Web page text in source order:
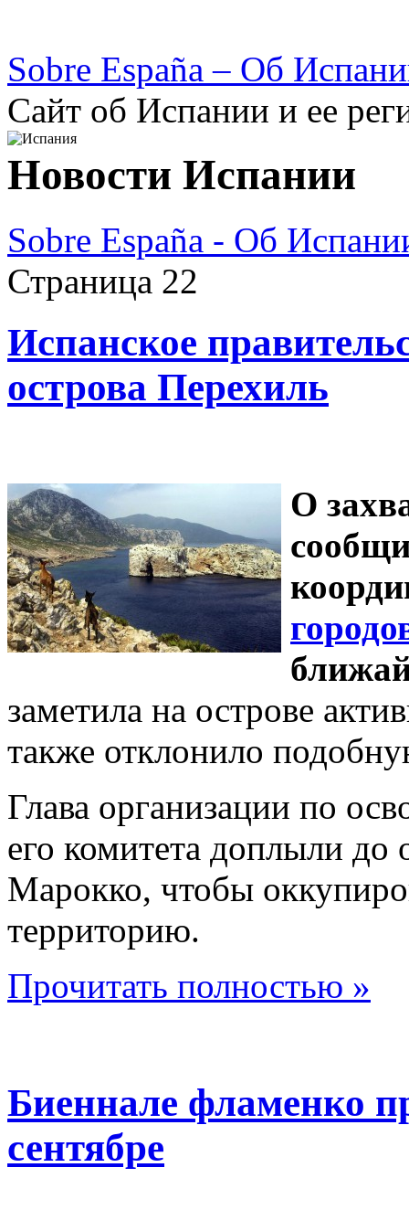
Sobre España – Об
Сайт об Испании и ее
Новости Испании
Sobre España - Об
Страница 22
Испанское
острова Перехиль
О
заметила на острове
также отклонило
Глава организации по
его комитета доплыли до
Марокко, чтобы
территорию.
Прочитать полностью »
Биеннале фламенко
сентябре